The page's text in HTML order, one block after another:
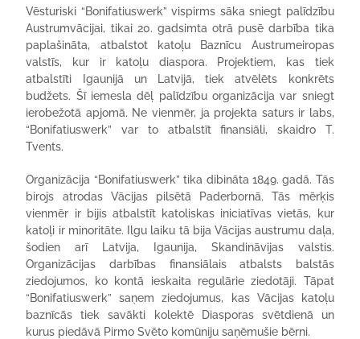
Vēsturiski “Bonifatiuswerk” vispirms sāka sniegt palīdzību
Austrumvācijai, tikai 20. gadsimta otrā pusē darbība tika
paplašināta, atbalstot katoļu Baznīcu Austrumeiropas
valstīs, kur ir katoļu diaspora. Projektiem, kas tiek
atbalstīti Igaunijā un Latvijā, tiek atvēlēts konkrēts
budžets. Šī iemesla dēļ palīdzību organizācija var sniegt
ierobežotā apjomā. Ne vienmēr, ja projekta saturs ir labs,
“Bonifatiuswerk” var to atbalstīt finansiāli, skaidro T.
Tvents.
Organizācija “Bonifatiuswerk” tika dibināta 1849. gadā. Tās
birojs atrodas Vācijas pilsētā Paderbornā. Tās mērķis
vienmēr ir bijis atbalstīt katoliskas iniciatīvas vietās, kur
katoļi ir minoritāte. Ilgu laiku tā bija Vācijas austrumu daļa,
šodien arī Latvija, Igaunija, Skandināvijas valstis.
Organizācijas darbības finansiālais atbalsts balstās
ziedojumos, ko kontā ieskaita regulārie ziedotāji. Tāpat
“Bonifatiuswerk” saņem ziedojumus, kas Vācijas katoļu
baznīcās tiek savākti kolektē Diasporas svētdienā un
kurus piedāvā Pirmo Svēto komūniju saņēmušie bērni.